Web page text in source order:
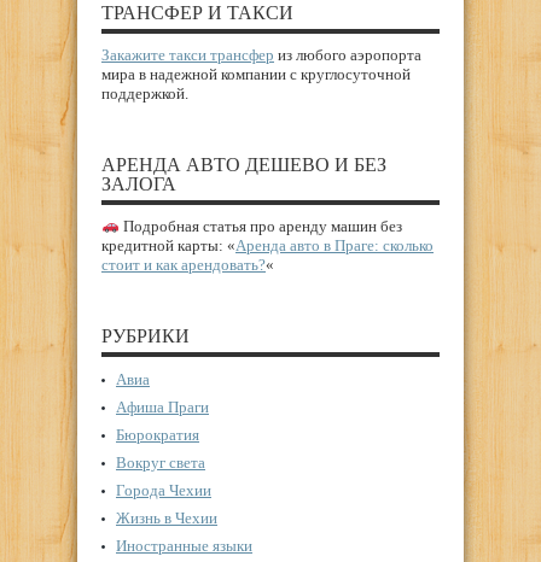
ТРАНСФЕР И ТАКСИ
Закажите такси трансфер из любого аэропорта
мира в надежной компании с круглосуточной
поддержкой.
АРЕНДА АВТО ДЕШЕВО И БЕЗ
ЗАЛОГА
Подробная статья про аренду машин без
кредитной карты: «Аренда авто в Праге: сколько
стоит и как арендовать?«
РУБРИКИ
Авиа
Афиша Праги
Бюрократия
Вокруг света
Города Чехии
Жизнь в Чехии
Иностранные языки